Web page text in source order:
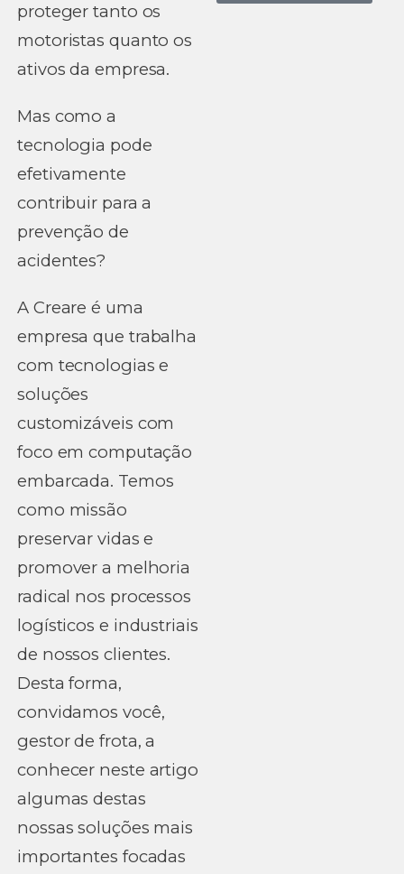
proteger tanto os
motoristas quanto os
ativos da empresa.
Mas como a
tecnologia pode
efetivamente
contribuir para a
prevenção de
acidentes?
A Creare é uma
empresa que trabalha
com tecnologias e
soluções
customizáveis com
foco em computação
embarcada. Temos
como missão
preservar vidas e
promover a melhoria
radical nos processos
logísticos e industriais
de nossos clientes.
Desta forma,
convidamos você,
gestor de frota, a
conhecer neste artigo
algumas destas
nossas soluções mais
importantes focadas